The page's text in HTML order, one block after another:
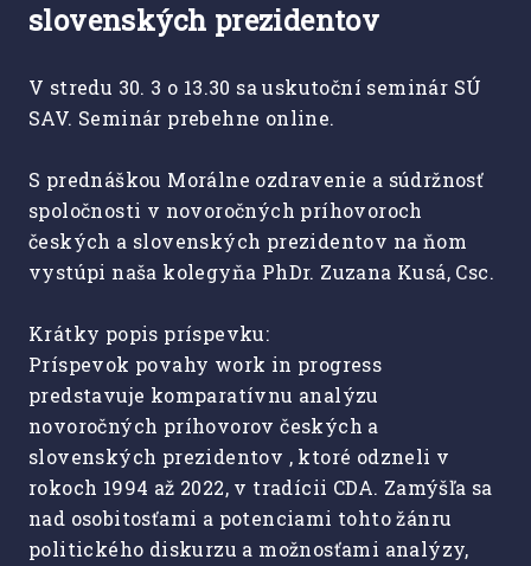
slovenských prezidentov
V stredu 30. 3 o 13.30 sa uskutoční seminár SÚ
SAV. Seminár prebehne online.
S prednáškou Morálne ozdravenie a súdržnosť
spoločnosti v novoročných príhovoroch
českých a slovenských prezidentov na ňom
vystúpi naša kolegyňa PhDr. Zuzana Kusá, Csc.
Krátky popis príspevku:
Príspevok povahy work in progress
predstavuje komparatívnu analýzu
novoročných príhovorov českých a
slovenských prezidentov , ktoré odzneli v
rokoch 1994 až 2022, v tradícii CDA. Zamýšľa sa
nad osobitosťami a potenciami tohto žánru
politického diskurzu a možnosťami analýzy,